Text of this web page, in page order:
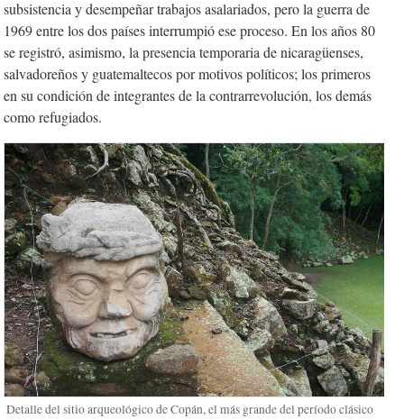
subsistencia y desempeñar trabajos asalariados, pero la guerra de
1969 entre los dos países interrumpió ese proceso. En los años 80
se registró, asimismo, la presencia temporaria de nicaragüenses,
salvadoreños y guatemaltecos por motivos políticos; los primeros
en su condición de integrantes de la contrarrevolución, los demás
como refugiados.
Detalle del sitio arqueológico de Copán, el más grande del período clásico